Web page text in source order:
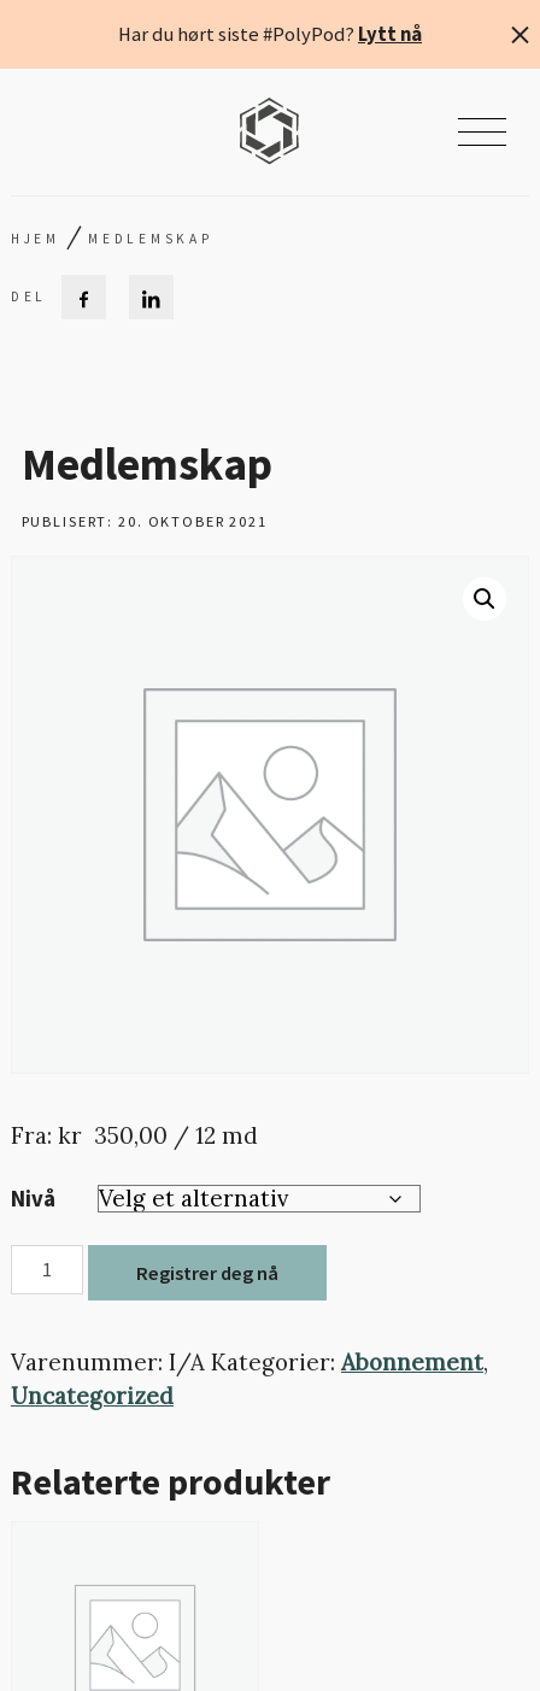
Har du hørt siste #PolyPod? Lytt nå
HJEM / MEDLEMSKAP
Medlemskap
PUBLISERT: 20. OKTOBER 2021
Fra: kr 350,00 / 12 md
Nivå
Medlemskap
antall
Registrer deg nå
Varenummer: I/A Kategorier:Abonnement,
Uncategorized
Relaterte produkter